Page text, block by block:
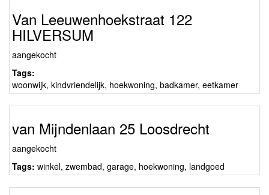
Van Leeuwenhoekstraat 122
HILVERSUM
aangekocht
Tags:
woonwijk, kindvriendelijk, hoekwoning, badkamer, eetkamer
van Mijndenlaan 25 Loosdrecht
aangekocht
Tags: winkel, zwembad, garage, hoekwoning, landgoed